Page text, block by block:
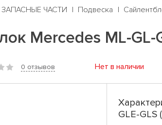
ЗАПАСНЫЕ ЧАСТИ Подвеска
Mercedes ML-GL-
0 отзывов Нет в наличии
GLE-GLS